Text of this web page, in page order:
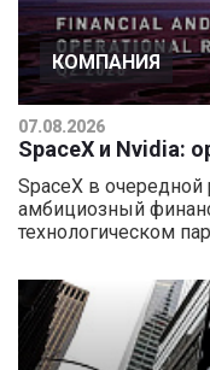
КОМПАНИЯ
07.08.2026
SpaceX и Nvidia:
SpaceX в очередной
амбициозный
технологическом